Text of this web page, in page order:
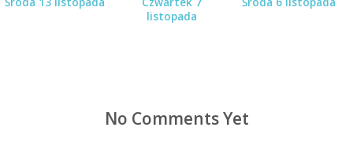
listopada
No Comments Yet